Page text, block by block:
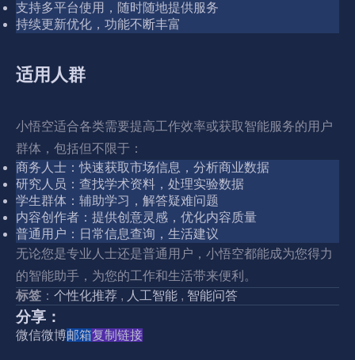
支持多平台使用，随时随地提供服务
持续更新优化，功能不断丰富
适用人群
小悟空适合各类需要提高工作效率或获取智能服务的用户
群体，包括但不限于：
商务人士：快速获取市场信息，分析商业数据
研究人员：查找学术资料，处理实验数据
学生群体：辅助学习，解答疑难问题
内容创作者：提供创意灵感，优化内容质量
普通用户：日常信息查询，生活建议
无论您是专业人士还是普通用户，小悟空都能成为您得力
的智能助手，为您的工作和生活带来便利。
标签 ： 个性化推荐 , 人工智能 , 智能问答
分享：
微信微博邮箱复制链接